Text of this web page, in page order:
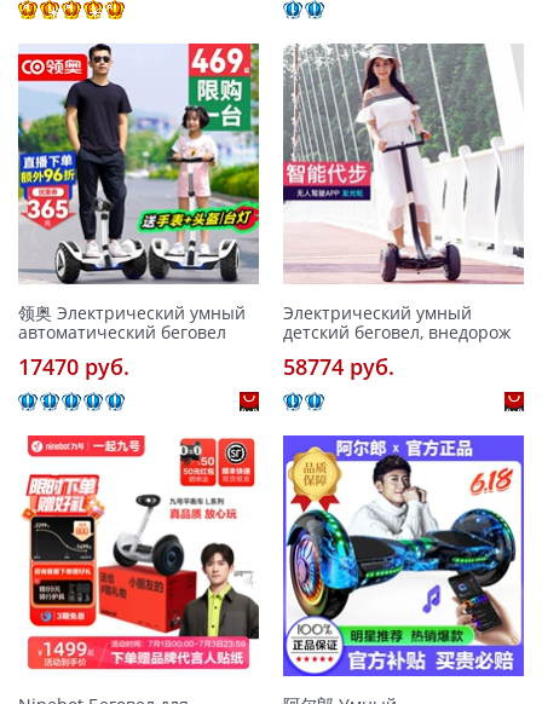
领奥 Электрический умный
автоматический беговел
17470 pуб.
Электрический умный
детский беговел, внедорож
58774 pуб.